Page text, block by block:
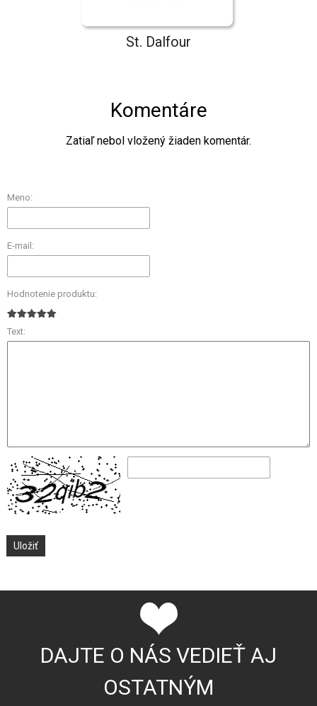
St. Dalfour
Komentáre
Zatiaľ nebol vložený žiaden komentár.
Meno:
E-mail:
Hodnotenie produktu:
Text:
DAJTE O NÁS VEDIEŤ AJ
OSTATNÝM